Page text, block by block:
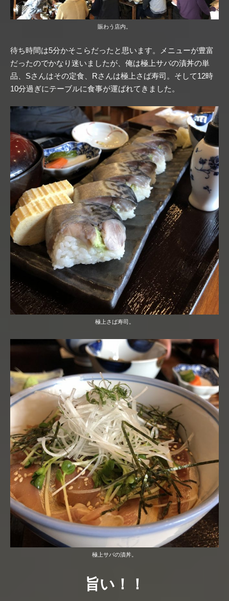
賑わう店内。
待ち時間は5分かそこらだったと思います。メニューが豊富
だったのでかなり迷いましたが、俺は極上サバの漬丼の単
品、Sさんはその定食、Rさんは極上さば寿司。そして12時
10分過ぎにテーブルに食事が運ばれてきました。
極上さば寿司。
極上サバの漬丼。
旨い！！